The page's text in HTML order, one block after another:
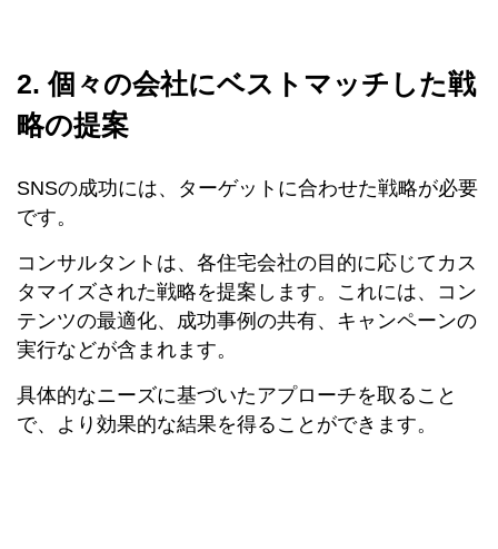
2. 個々の会社にベストマッチした戦
略の提案
SNSの成功には、ターゲットに合わせた戦略が必要
です。
コンサルタントは、各住宅会社の目的に応じてカス
タマイズされた戦略を提案します。これには、コン
テンツの最適化、成功事例の共有、キャンペーンの
実行などが含まれます。
具体的なニーズに基づいたアプローチを取ること
で、より効果的な結果を得ることができます。